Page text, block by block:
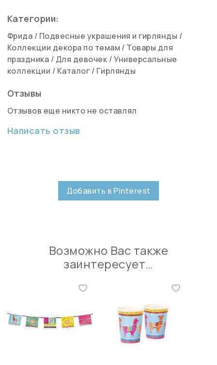
Категории:
Фрида / Подвесные украшения и гирлянды /
Коллекции декора по темам / Товары для
праздника / Для девочек /Универсальные
коллекции / Каталог / Гирлянды
Отзывы
Отзывов еще никто не оставлял
Написать отзыв
Добавить в Pinterest
Возможно Вас также
заинтересует…